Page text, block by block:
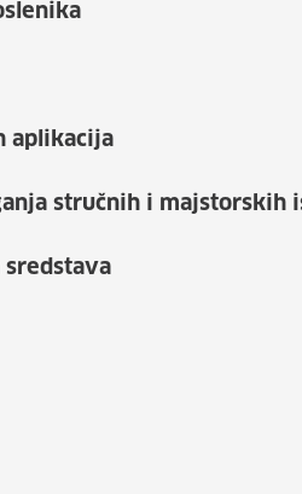
aplikacija
stručnih i majstorskih